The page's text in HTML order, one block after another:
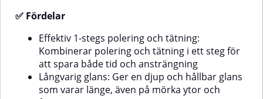
ytbehandlingLåg damm- och
sprayutveckling – För en renare
och mer kontrollerad
arbetsprocessAnvändningsområdenMycket
hårt väderbitna, oxiderade och
grånade gelcoatytskiktKraftigt
slitna eller skadade
båtfärgerFörberedelse av ytor
inför finpolering och skyddande
ärtstora droppar på en Micro Cut
Pad (hård).Använd excentrisk
polermaskin.Polering:Sprid
produkten vid låg hastighet.Öka
till högsta hastighet och arbeta i
korsmönster för jämn
finish.Efterbehandling:Torka av
✅ Fördelar
Effektiv 1-stegs polering och tätning:
Kombinerar polering och tätning i ett steg för
att spara både tid och ansträngning
Långvarig glans: Ger en djup och hållbar glans
som varar länge, även på mörka ytor och